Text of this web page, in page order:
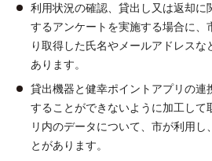
利用状況の確認、貸出し又は返却に
するアンケートを実施する場合に、
り取得した氏名やメールアドレス
あります。
貸出機器と健幸ポイントアプリの連
することができないように加工して
リ内のデータについて、市が利用し
とがあります。